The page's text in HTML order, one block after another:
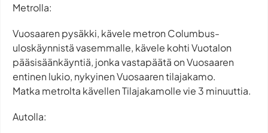
Metrolla:
Vuosaaren pysäkki, kävele metron Columbus-
uloskäynnistä vasemmalle, kävele kohti Vuotalon
pääsisäänkäyntiä, jonka vastapäätä on Vuosaaren
entinen lukio, nykyinen Vuosaaren tilajakamo.
Matka metrolta kävellen Tilajakamolle vie 3 minuuttia.
Autolla: